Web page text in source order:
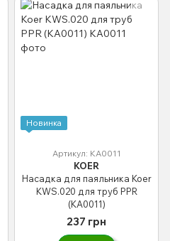
Новинка
Артикул: KA0011
KOER
Насадка для паяльника Koer
KWS.020 для труб PPR
(KA0011)
237 грн